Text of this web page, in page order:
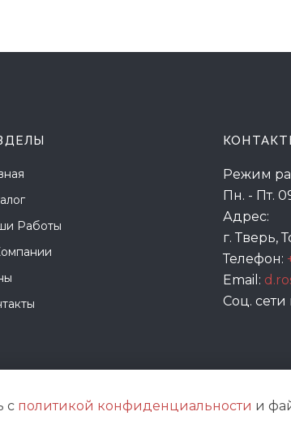
Работы
Режим
Пн. - Пт.
Адрес:
г. Тверь,
Телефон:
Email:
Соц.
с политикой конфиденциальности и